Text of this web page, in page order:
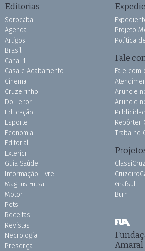
Editorias
Sorocaba
Agenda
Artigos
Brasil
Canal 1
Casa e Acabamento
Cinema
Cruzeirinho
Do Leitor
Educação
Esporte
Economia
Editorial
Exterior
Guia Saúde
Informação Livre
Magnus Futsal
Motor
Pets
Receitas
Revistas
Necrologia
Presença
Projeto
Política
Fale
Fale com
Anuncie
Anuncie
Repórter
Trabalhe
Grafsul
Burh
Amaral